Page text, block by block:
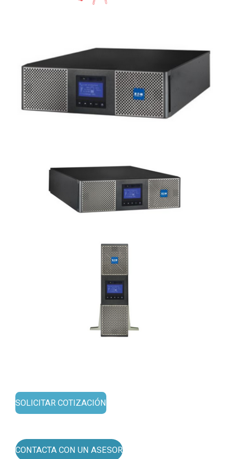
SOLICITAR COTIZACIÓN
CONTACTA CON UN ASESOR